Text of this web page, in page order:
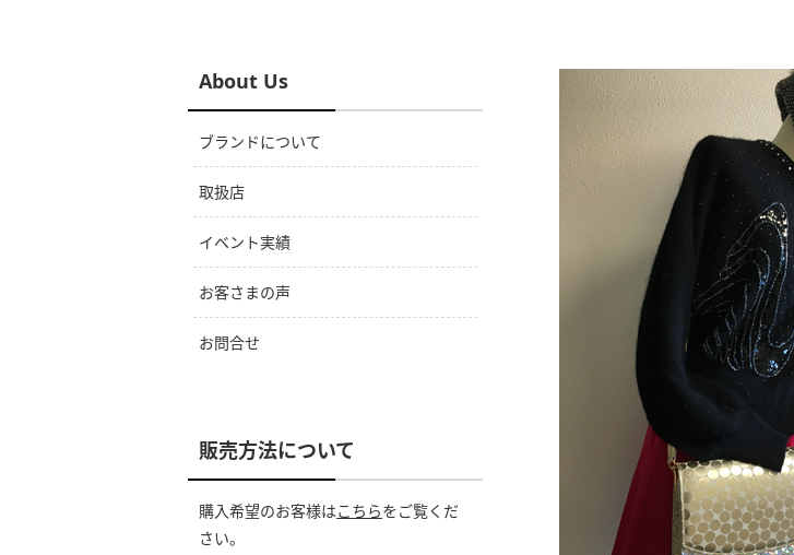
About Us
ブランドについて
取扱店
イベント実績
お客さまの声
お問合せ
販売方法について
購入希望のお客様はこちらをご覧くだ
さい。